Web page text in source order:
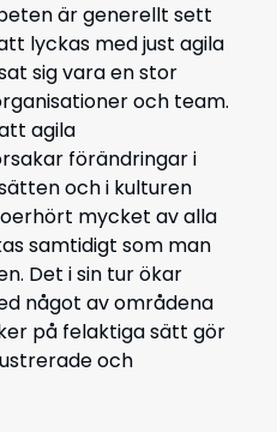
är generellt sett
lyckas med just agila
sig vara en stor
och team.
agila
förändringar i
och i kulturen
mycket av alla
samtidigt som man
Det i sin tur ökar
något av områdena
på felaktiga sätt gör
och